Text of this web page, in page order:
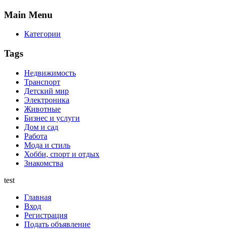
Main Menu
Категории
Tags
Недвижимость
Транспорт
Детский мир
Электроника
Животные
Бизнес и услуги
Дом и сад
Работа
Мода и стиль
Хобби, спорт и отдых
Знакомства
test
Главная
Вход
Регистрация
Подать объявление